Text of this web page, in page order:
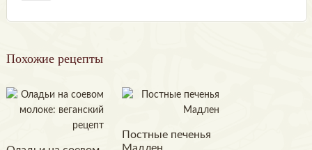
Похожие рецепты
Постные печенья